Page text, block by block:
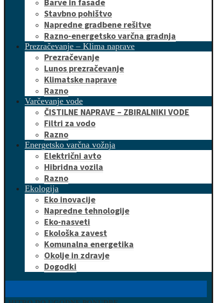
Stavbno pohištvo
Napredne gradbene rešitve
Razno-energetsko varčna gradnja
Prezračevanje – Klima naprave
Prezračevanje
Lunos prezračevanje
Klimatske naprave
Razno
Varčevanje vode
ČISTILNE NAPRAVE – ZBIRALNIKI VODE
Filtri za vodo
Razno
Energetsko varčna vožnja
Električni avto
Hibridna vozila
Razno
Ekologija
Eko inovacije
Napredne tehnologije
Eko-nasveti
Ekološka zavest
Komunalna energetika
Okolje in zdravje
Dogodki